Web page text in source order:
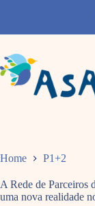
Home P1+2
A Rede de Parceiros
uma nova realidade